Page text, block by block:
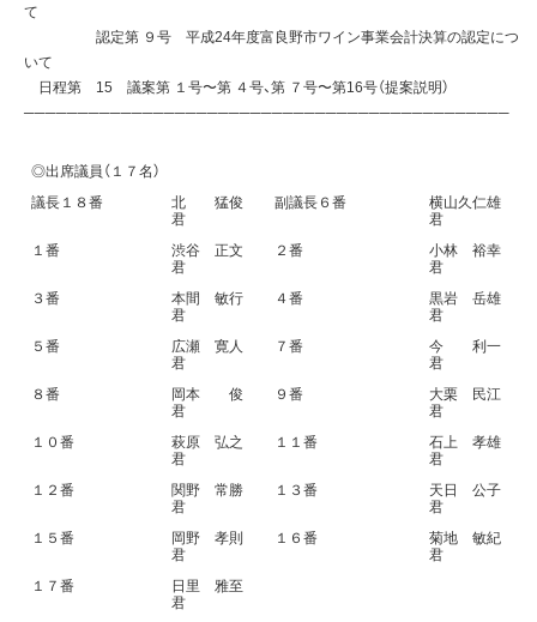
て
認定第 ９号 平成24年度富良野市ワイン事業会計決算の認定につ
いて
日程第 15 議案第 １号〜第 ４号、第 ７号〜第16号（提案説明）
─────────────────────────────────────────────
◎出席議員（１７名）
議長１８番
北 猛俊
君
副議長６番
横山久仁雄
君
１番
渋谷 正文
君
２番
小林 裕幸
君
３番
本間 敏行
君
４番
黒岩 岳雄
君
５番
広瀬 寛人
君
７番
今 利一
君
８番
岡本 俊
君
９番
大栗 民江
君
１０番
萩原 弘之
君
１１番
石上 孝雄
君
１２番
関野 常勝
君
１３番
天日 公子
君
１５番
岡野 孝則
君
１６番
菊地 敏紀
君
１７番
日里 雅至
君